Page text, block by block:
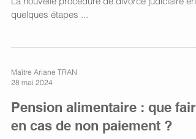
La nouvelle procédure de divorce judiciaire en
28 mai 2024
Pension alimentaire : que faire